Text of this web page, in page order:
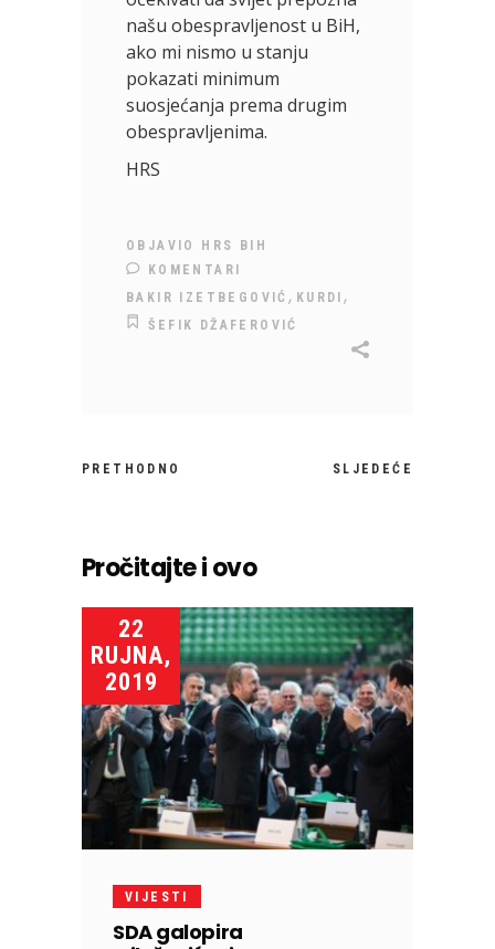
našu obespravljenost u BiH,
ako mi nismo u stanju
pokazati minimum
suosjećanja prema drugim
obespravljenima.
HRS
OBJAVIO HRS BIH
KOMENTARI
BAKIR IZETBEGOVIĆ , KURDI ,
ŠEFIK DŽAFEROVIĆ
PRETHODNO SLJEDEĆE
Pročitajte i ovo
22
RUJNA,
2019
VIJESTI
SDA galopira